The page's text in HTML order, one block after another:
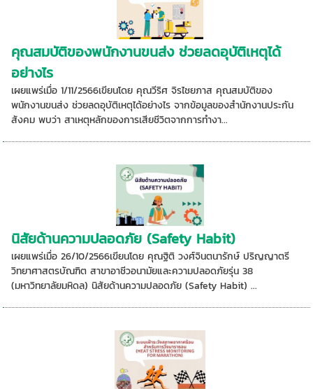
คุณสมบัติของพนักงานขนส่ง ช่วยลดอุบัติเหตุได้
อย่างไร
เผยแพร่เมื่อ 1/11/2566เขียนโดย คุณวีริศ จิรไชยภาส คุณสมบัติของ
พนักงานขนส่ง ช่วยลดอุบัติเหตุได้อย่างไร จากข้อมูลของสำนักงานประกัน
สังคม พบว่า สาเหตุหลักของการเสียชีวิตจากการทำงา...
นิสัยด้านความปลอดภัย (Safety Habit)
เผยแพร่เมื่อ 26/10/2566เขียนโดย คุณฐิติ วงศ์จินตนารักษ์ ปริญญาตรี
วิทยาศาสตรบัณฑิต สาขาอาชีวอนามัยและความปลอดภัยรุ่น 38
(มหาวิทยาลัยมหิดล) นิสัยด้านความปลอดภัย (Safety Habit) ...